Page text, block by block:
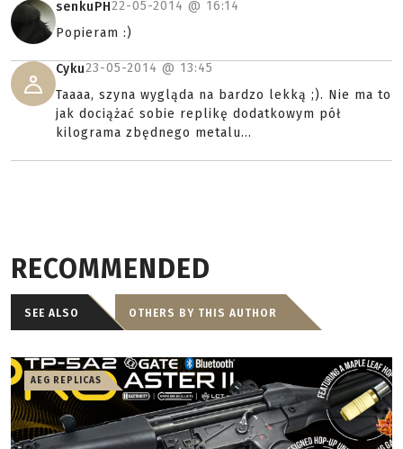
senkuPH22-05-2014 @ 16:14
Popieram :)
Cyku23-05-2014 @ 13:45
Taaaa, szyna wygląda na bardzo lekką ;). Nie ma to
jak dociążać sobie replikę dodatkowym pół
kilograma zbędnego metalu...
RECOMMENDED
SEE ALSO OTHERS BY THIS AUTHOR
AEG REPLICAS